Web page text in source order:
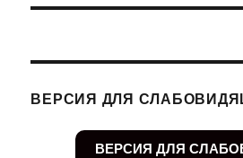
ВЕРСИЯ ДЛЯ
ВЕРСИЯ ДЛЯ